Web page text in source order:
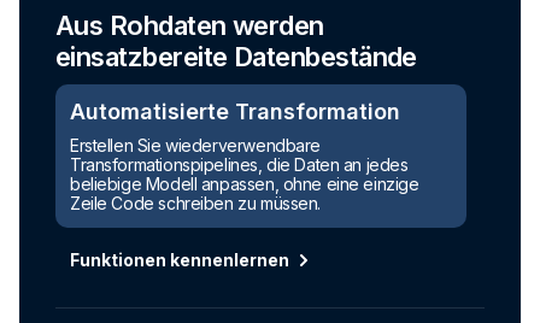
Aus Rohdaten werden
einsatzbereite Datenbestände
Automatisierte Transformation
Erstellen Sie wiederverwendbare
Transformationspipelines, die Daten an jedes
beliebige Modell anpassen, ohne eine einzige
Zeile Code schreiben zu müssen.
Funktionen kennenlernen